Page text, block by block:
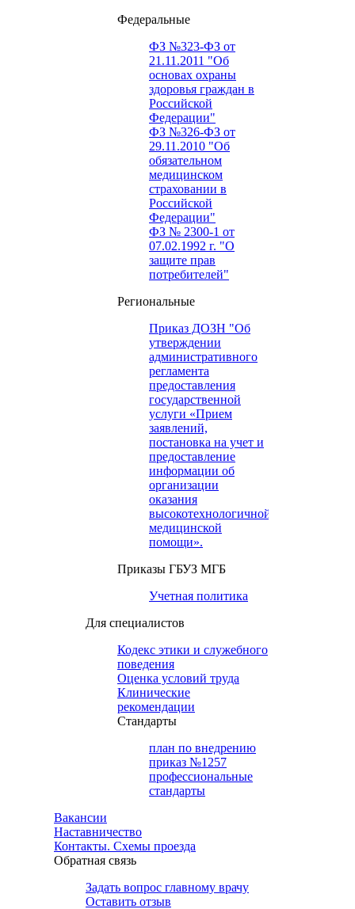
Федеральные
ФЗ №323-ФЗ от
21.11.2011 "Об
основах охраны
здоровья граждан в
Российской
Федерации"
ФЗ №326-ФЗ от
29.11.2010 "Об
обязательном
медицинском
страховании в
Российской
Федерации"
ФЗ № 2300-1 от
07.02.1992 г. "О
защите прав
потребителей"
Региональные
Приказ ДОЗН "Об
утверждении
административного
регламента
предоставления
государственной
услуги «Прием
заявлений,
постановка на учет и
предоставление
информации об
организации
оказания
высокотехнологичной
медицинской
помощи».
Приказы ГБУЗ МГБ
Учетная политика
Для специалистов
Кодекс этики и служебного
поведения
Оценка условий труда
Клинические
рекомендации
Cтандарты
план по внедрению
приказ №1257
профессиональные
стандарты
Вакансии
Наставничество
Контакты. Схемы проезда
Обратная связь
Задать вопрос главному врачу
Оставить отзыв